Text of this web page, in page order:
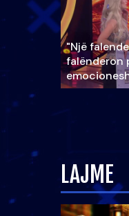
"Një
falënderon
LAJME